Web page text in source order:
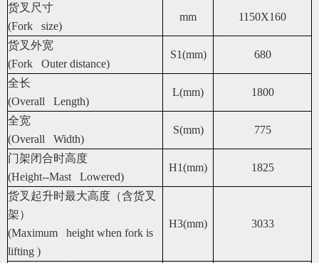
货叉尺寸
(Fork size)
mm 1150X160
货叉外宽
(Fork Outer distance)
S1(mm) 680
全长
(Overall Length)
L(mm) 1800
全宽
(Overall Width)
S(mm) 775
门架闭合时高度
(Height--Mast Lowered)
H1(mm) 1825
货叉起升时最大高度（含货叉
架）
(Maximum height when fork is
lifting )
H3(mm) 3033